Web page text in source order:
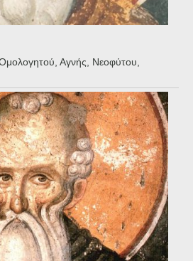
Αγνής, Νεοφύτου,